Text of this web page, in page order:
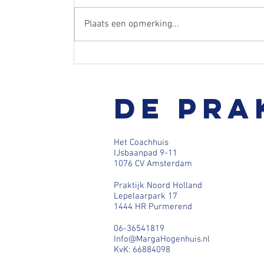
Hoe helpt de IEMT techniek bij het
van emotionele blokkades?
Plaats een opmerking...
De
Het Coachhuis
IJsbaanpad 9-11
1076 CV Amsterdam
Praktijk Noord Holland
Lepelaarpark 17
1444 HR Purmerend
06-36541819
Info@MargaHogenhuis.nl
KvK: 66884098